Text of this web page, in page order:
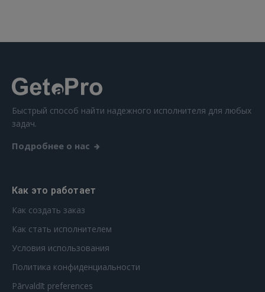
Быстрый способ найти надежного исполнителя для любых
задач.
Подробнее о нас
Как это работает
Как создать заказ
Как стать исполнителем
Условия использования
Политика конфиденциальности
Pārvaldīt preferences